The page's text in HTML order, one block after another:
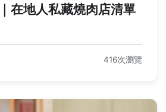
在地人私藏燒肉店清單
416次瀏覽